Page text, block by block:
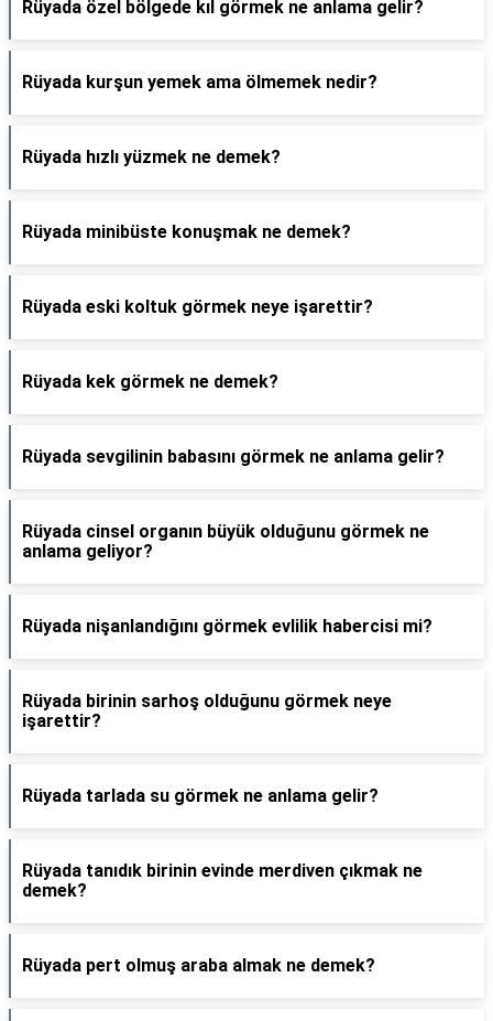
Rüyada özel bölgede kıl görmek ne anlama gelir?
Rüyada kurşun yemek ama ölmemek nedir?
Rüyada hızlı yüzmek ne demek?
Rüyada minibüste konuşmak ne demek?
Rüyada eski koltuk görmek neye işarettir?
Rüyada kek görmek ne demek?
Rüyada sevgilinin babasını görmek ne anlama gelir?
Rüyada cinsel organın büyük olduğunu görmek ne
anlama geliyor?
Rüyada nişanlandığını görmek evlilik habercisi mi?
Rüyada birinin sarhoş olduğunu görmek neye
işarettir?
Rüyada tarlada su görmek ne anlama gelir?
Rüyada tanıdık birinin evinde merdiven çıkmak ne
demek?
Rüyada pert olmuş araba almak ne demek?